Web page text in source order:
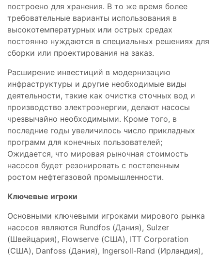
построено для хранения. В то же время более
требовательные варианты использования в
высокотемпературных или острых средах
постоянно нуждаются в специальных решениях для
сборки или проектирования на заказ.
Расширение инвестиций в модернизацию
инфраструктуры и другие необходимые виды
деятельности, такие как очистка сточных вод и
производство электроэнергии, делают насосы
чрезвычайно необходимыми. Кроме того, в
последние годы увеличилось число прикладных
программ для конечных пользователей;
Ожидается, что мировая рыночная стоимость
насосов будет резонировать с постепенным
ростом нефтегазовой промышленности.
Ключевые игроки
Основными ключевыми игроками мирового рынка
насосов являются Rundfos (Дания), Sulzer
(Швейцария), Flowserve (США), ITT Corporation
(США), Danfoss (Дания), Ingersoll-Rand (Ирландия),